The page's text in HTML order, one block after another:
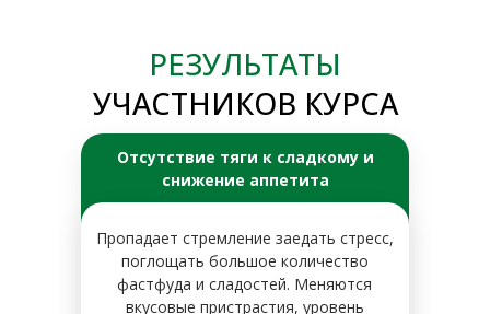
Отсутствие тяги к сладкому и
снижение аппетита
Пропадает стремление заедать стресс,
поглощать большое количество
фастфуда и сладостей. Меняются
вкусовые пристрастия, уровень
РЕЗУЛЬТАТЫ
УЧАСТНИКОВ КУРСА